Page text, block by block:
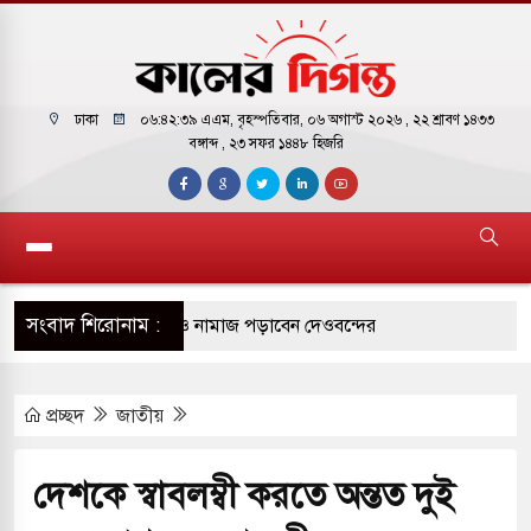
ঢাকা ০৬:৪২:৪০ এএম, বৃহস্পতিবার, ০৬ অগাস্ট ২০২৬ , ২২ শ্রাবণ ১৪৩৩
বঙ্গাব্দ , ২৩ সফর ১৪৪৮ হিজরি
সংবাদ শিরোনাম :
জুমার বয়ান ও নামাজ পড়াবেন দেওবন্দের
ছাড়লেন জনপ্রিয় ভারতীয় সাংবাদিক ময়ূখ রঞ্জন
অ্যারেস্ট আবেদন, বরগুনার এসআইয়ের বিরুদ্ধে
প্রচ্ছদ জাতীয়
দেশকে স্বাবলম্বী করতে অন্তত দুই